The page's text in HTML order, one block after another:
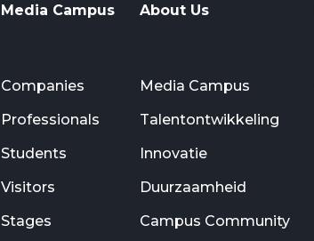
Media Campus
Companies
Professionals
Students
Visitors
Stages
About Us
Media Campus
Talentontwikkeling
Innovatie
Duurzaamheid
Campus Community